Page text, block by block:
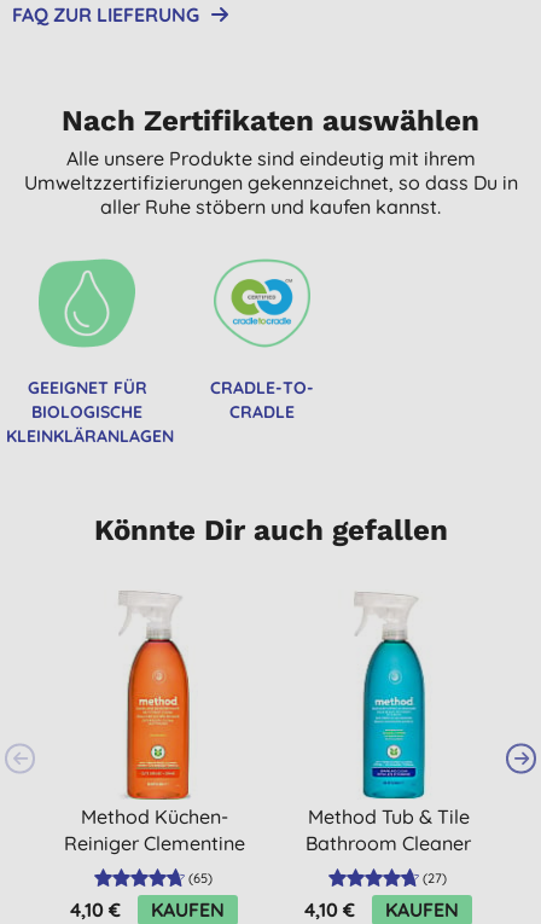
FAQ ZUR LIEFERUNG
Nach Zertifikaten auswählen
Alle unsere Produkte sind eindeutig mit ihrem
Umweltzzertifizierungen gekennzeichnet, so dass Du in
aller Ruhe stöbern und kaufen kannst.
GEEIGNET FÜR
BIOLOGISCHE
KLEINKLÄRANLAGEN
CRADLE-TO-
CRADLE
Könnte Dir auch gefallen
Method Küchen-
Reiniger Clementine
828ml (65)
4,10 € KAUFEN
Method Tub & Tile
Bathroom Cleaner
828ml (27)
4,10 € KAUFEN